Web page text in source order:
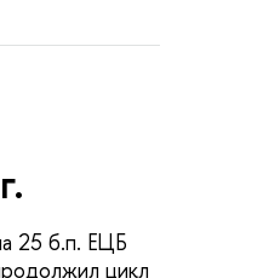
25 б.п. ЕЦБ
цикл